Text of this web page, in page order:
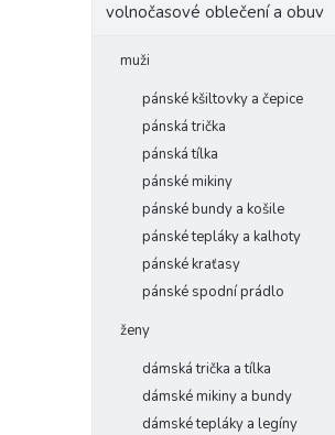
volnočasové oblečení a obuv
muži
pánské kšiltovky a čepice
pánská trička
pánská tílka
pánské mikiny
pánské bundy a košile
pánské tepláky a kalhoty
pánské kraťasy
pánské spodní prádlo
ženy
dámská trička a tílka
dámské mikiny a bundy
dámské tepláky a legíny